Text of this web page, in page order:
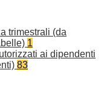
trimestrali (da
1
ai dipendenti
83